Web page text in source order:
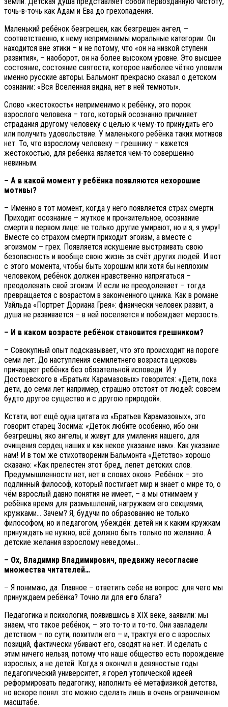
точь-в-точь как Адам и Ева до грехопадения.
Маленький ребёнок безгрешен, как безгрешен ангел, –
соответственно, к нему неприменимы моральные категории. Он
находится вне этики – и не потому, что «он на низкой ступени
развития», – наоборот, он на более высоком уровне. Это высшее
состояние, состояние святости, которое наиболее чётко уловили
именно русские авторы. Бальмонт прекрасно сказал о детском
сознании: «Вся Вселенная видна, нет в ней темноты».
Слово «жестокость» неприменимо к ребёнку, это порок
взрослого человека – того, который осознанно причиняет
страдания другому человеку с целью к чему-то принудить его
или получить удовольствие. У маленького ребёнка таких мотивов
нет. То, что взрослому человеку – грешнику – кажется
жестокостью, для ребёнка является чем-то совершенно
невинным.
– А в какой момент у ребёнка появляются нехорошие
мотивы?
– Именно в тот момент, когда у него появляется страх смерти.
Приходит осознание – жуткое и пронзительное, осознание
смерти в первом лице: не только другие умирают, но и я, я умру!
Вместе со страхом смерти приходит эгоизм, а вместе с
эгоизмом – грех. Появляется искушение выстраивать свою
безопасность и вообще свою жизнь за счёт других людей. И вот
с этого момента, чтобы быть хорошим или хотя бы неплохим
человеком, ребёнок должен нравственно напрягаться –
преодолевать свой эгоизм. И если не преодолевает – тогда
превращается с возрастом в законченного циника. Как в романе
Уайльда «Портрет Дориана Грея»: физически человек развит, а
душа не развивается – в ней поселяется и побеждает мерзость.
– И в каком возрасте ребёнок становится грешником?
– Совокупный опыт подсказывает, что это происходит на пороге
семи лет. До наступления семилетнего возраста церковь
причащает ребёнка без обязательной исповеди. И у
Достоевского в «Братьях Карамазовых» говорится: «Дети, пока
дети, до семи лет например, страшно отстоят от людей: совсем
будто другое существо и с другою природой».
Кстати, вот ещё одна цитата из «Братьев Карамазовых», это
говорит старец Зосима: «Деток любите особенно, ибо они
безгрешны, яко ангелы, и живут для умиления нашего, для
очищения сердец наших и как некое указание нам». Как указание
нам! И в том же стихотворении Бальмонта «Детство» хорошо
сказано: «Как прелестен этот бред, лепет детских слов.
Предумышленности нет, нет в словах оков». Ребёнок – это
подлинный философ, который постигает мир и знает о мире то, о
чём взрослый давно понятия не имеет, – а мы отнимаем у
ребёнка время для размышлений, нагружаем его секциями,
кружками… Зачем? Я, будучи по образованию не только
философом, но и педагогом, убеждён: детей ни к каким кружкам
принуждать не нужно, всё должно быть только по желанию. А
детские желания взрослому неведомы…
– Ох, Владимир Владимирович, предвижу несогласие
множества читателей…
– Я понимаю, да. Главное – ответить себе на вопрос: для чего мы
принуждаем ребёнка? Точно ли для его блага?
Педагогика и психология, появившись в XIX веке, заявили: мы
знаем, что такое ребёнок, – это то-то и то-то. Они завладели
детством – по сути, похитили его – и, трактуя его с взрослых
позиций, фактически убивают его, сводят на нет. И сделать с
этим ничего нельзя, потому что наше общество есть порождение
взрослых, а не детей. Когда я окончил в девяностые годы
педагогический университет, я горел утопической идеей
реформировать педагогику, наполнить её метафизикой детства,
но вскоре понял: это можно сделать лишь в очень ограниченном
масштабе.